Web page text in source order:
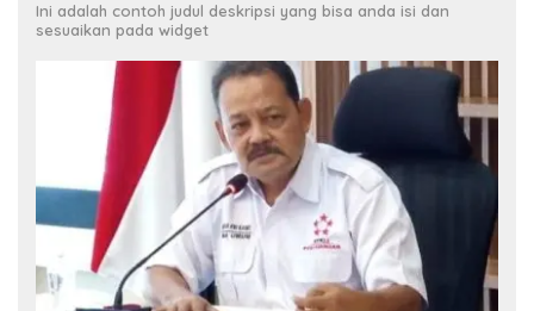
Ini adalah contoh judul deskripsi yang bisa anda isi dan
sesuaikan pada widget